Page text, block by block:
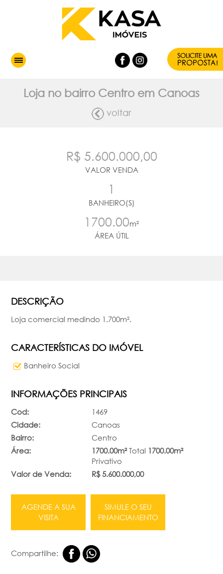
Loja no bairro Centro em Canoas
voltar
R$ 5.600.000,00
VALOR VENDA
1
BANHEIRO(S)
1700.00m²
ÁREA ÚTIL
DESCRIÇÃO
Loja comercial medindo 1.700m².
CARACTERÍSTICAS DO IMÓVEL
Banheiro Social
INFORMAÇÕES PRINCIPAIS
Cod:
1469
Cidade:
Canoas
Bairro:
Centro
Área:
1700.00m²Total 1700.00m²
Privativo
Valor de Venda:
R$ 5.600.000,00
AGENDE A SUA
VISITA
SIMULE O SEU
FINANCIAMENTO
Compartilhe: